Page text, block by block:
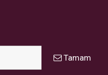
Tamam